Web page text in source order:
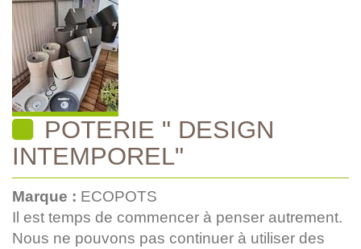
POTERIE " DESIGN
INTEMPOREL"
Marque : ECOPOTS
Il est temps de commencer à penser autrement.
Nous ne pouvons pas continuer à utiliser des